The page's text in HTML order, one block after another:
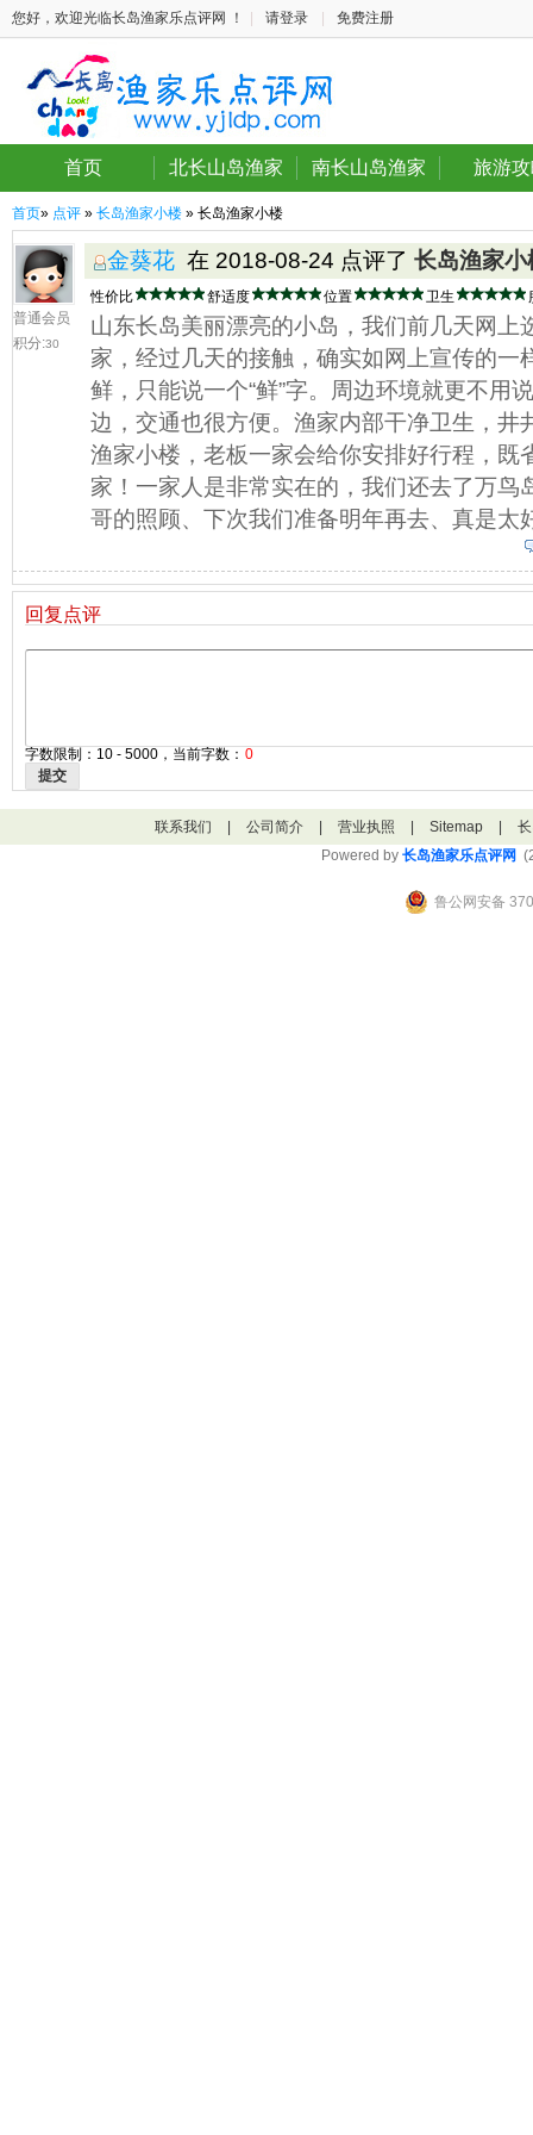
您好，欢迎光临长岛渔家乐点评网 ！ 请登录 免费注册
首页 北长山岛渔家 南长山岛渔家 旅游
首页» 点评 » 长岛渔家小楼 » 长岛渔家小楼
普通会员
积分:30
金葵花 在 2018-08-24 点评了 长岛渔家小
性价比 舒适度 位置 卫生
山东长岛美丽漂亮的小岛，我们前几天网上
家，经过几天的接触，确实如网上宣传的一
鲜，只能说一个“鲜”字。周边环境就更不用
边，交通也很方便。渔家内部干净卫生，井
渔家小楼，老板一家会给你安排好行程，既
家！一家人是非常实在的，我们还去了万鸟
哥的照顾、下次我们准备明年再去、真是太
回复点评
字数限制：10 - 5000，当前字数： 0
提交
联系我们 公司简介 营业执照 Sitemap
Powered by 长岛渔家乐点评网
鲁公网安备